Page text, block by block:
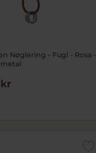
Nøglering - Fugl - Rosa -